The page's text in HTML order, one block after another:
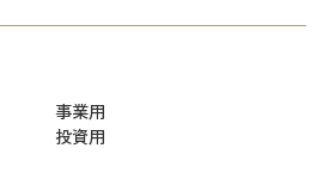
事業用
投資用